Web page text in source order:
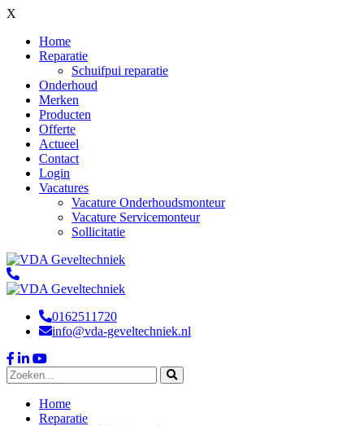
X
Home
Reparatie
Schuifpui reparatie
Onderhoud
Merken
Producten
Offerte
Actueel
Contact
Login
Vacatures
Vacature Onderhoudsmonteur
Vacature Servicemonteur
Sollicitatie
0162511720
info@vda-geveltechniek.nl
Home
Reparatie